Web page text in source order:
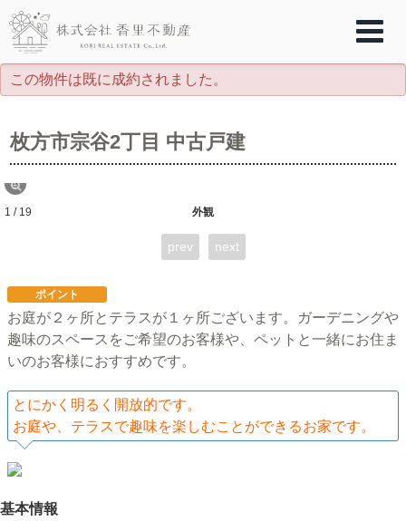
この物件は既に成約されました。
枚方市宗谷2丁目 中古戸建
外観
1 / 19
prev next
ポイント
お庭が２ヶ所とテラスが１ヶ所ございます。ガーデニングや
趣味のスペースをご希望のお客様や、ペットと一緒にお住ま
いのお客様におすすめです。
とにかく明るく開放的です。
お庭や、テラスで趣味を楽しむことができるお家です。
基本情報